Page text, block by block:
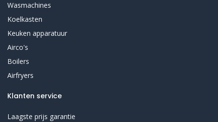
Wasmachines
Koelkasten
Keuken apparatuur
Airco's
Boilers
Airfryers
Klanten service
Laagste prijs garantie